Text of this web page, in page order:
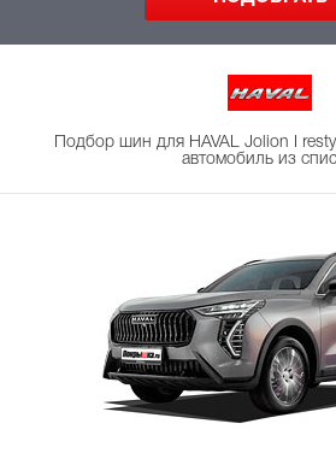
Подбор шин для HAVAL Jolion I
автомобиль из